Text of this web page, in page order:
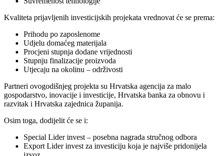
Kvaliteta prijavljenih investicijskih projekata vrednovat će se prema:
Prihodu po zaposlenome
Udjelu domaćeg materijala
Procjeni stupnja dodane vrijednosti
Stupnju finalizacije proizvoda
Utjecaju na okolinu – održivosti
Partneri ovogodišnjeg projekta su Hrvatska agencija za malo
gospodarstvo, inovacije i investicije, Hrvatska banka za obnovu i
razvitak i Hrvatska zajednica županija.
Osim toga, dodijelit će se i:
Special Lider invest – posebna nagrada stručnog odbora
Export Lider invest za investiciju koja je najviše pridonijela